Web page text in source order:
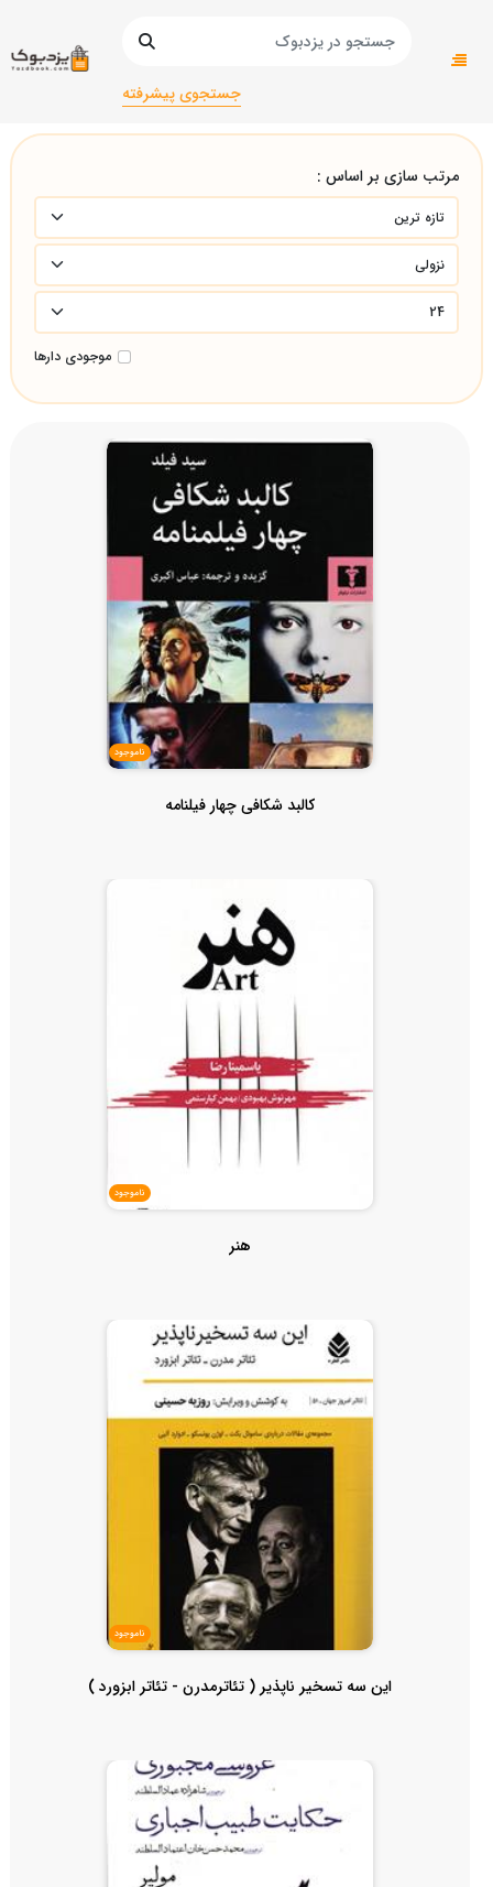
جستجوی پیشرفته
صفحه اصلی نمایشنامه/نمایشنامه/
مرتب سازی بر اساس :
موجودی دارها
ناموجود
کالبد شکافی چهار فیلنامه
ناموجود
هنر
ناموجود
این سه تسخیر ناپذیر ( تئاترمدرن - تئاتر ابزورد )